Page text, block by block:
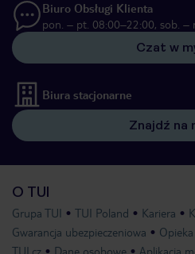
Biuro Obsługi Klienta
pon. – pt. 08:00–22:00, sob. –
Czat w
Biura stacjonarne
Znajdź na
O TUI
Grupa TUI TUI Poland Kariera
Gwarancja ubezpieczeniowa
TUI.cz
Dane osobowe Aplikacja